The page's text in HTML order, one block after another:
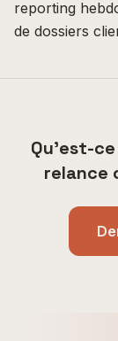
reporting
de dossiers
Qu'est-
relance